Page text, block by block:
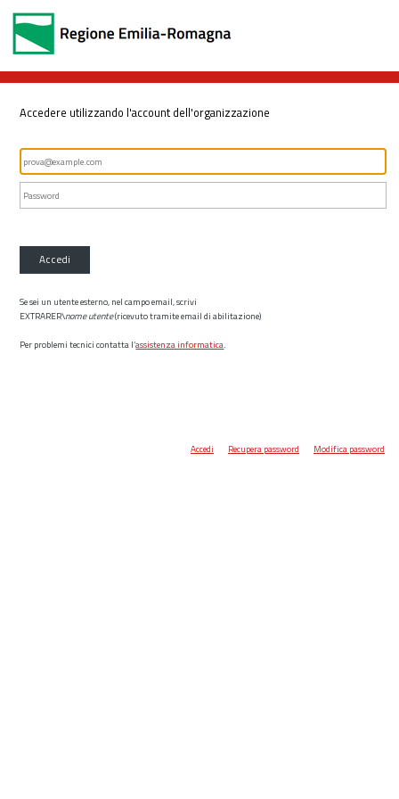
Accedere utilizzando l'account dell'organizzazione
Accedi
Se sei un utente esterno, nel campo email, scrivi
EXTRARER\nome utente(ricevuto tramite email di abilitazione)
Per problemi tecnici contatta l’assistenza informatica.
Accedi Recupera password Modifica password